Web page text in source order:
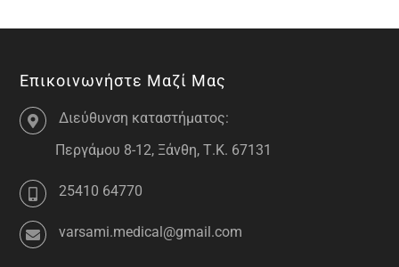
Επικοινωνήστε Μαζί Μας
Διεύθυνση καταστήματος:
Περγάμου 8-12, Ξάνθη, Τ.Κ. 67131
25410 64770
varsami.medical@gmail.com